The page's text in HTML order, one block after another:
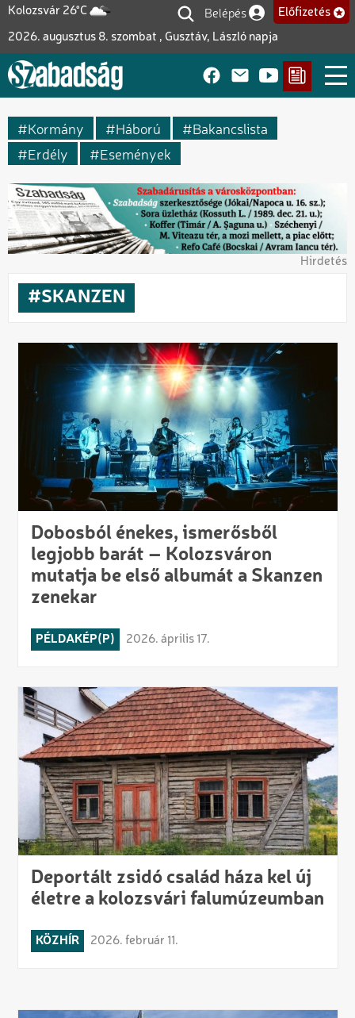
Ugrás
tartalomra
Kolozsvár 26°C
2026. augusztus 8. szombat , Gusztáv, László napja
Felhasználói fiók
Belépés Előfizetés
Kormány Háború
Bakancslista
Erdély
Események
Hirdetés
SKANZEN
Dobosból énekes, ismerősből
legjobb barát – Kolozsváron
mutatja be első albumát a Skanzen
zenekar
PÉLDAKÉP(P) 2026. április 17.
Deportált zsidó család háza kel új
életre a kolozsvári falumúzeumban
KÖZHÍR 2026. február 11.